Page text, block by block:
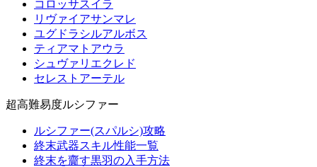
コロッサスイラ
リヴァイアサンマレ
ユグドラシルアルボス
ティアマトアウラ
シュヴァリエクレド
セレストアーテル
超高難易度ルシファー
ルシファー(スパルシ)攻略
終末武器スキル性能一覧
終末を齎す黒羽の入手方法